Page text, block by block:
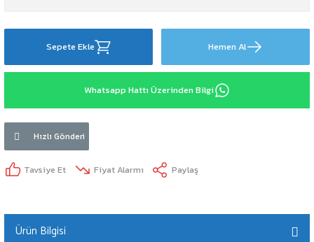
Sepete Ekle Hemen Al
Whatsapp Hattı Üzerinden Bilgi
Hızlı Gönderi
Tavsiye Et Fiyat Alarmı Paylaş
Ürün Bilgisi